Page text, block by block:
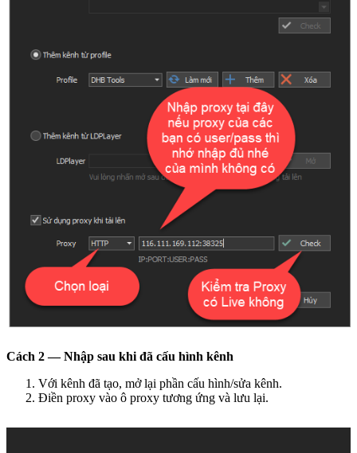
Cách 2 — Nhập sau khi đã cấu hình kênh
Với kênh đã tạo, mở lại phần cấu hình/sửa kênh.
Điền proxy vào ô proxy tương ứng và lưu lại.